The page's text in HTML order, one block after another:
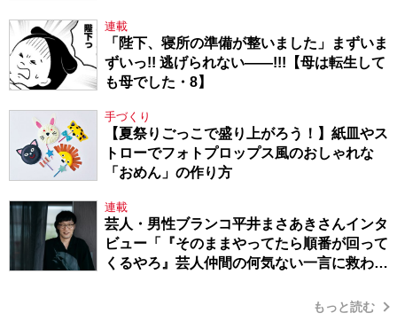
連載
「陛下、寝所の準備が整いました」まずいま
ずいっ!! 逃げられない――!!!【母は転生して
も母でした・8】
手づくり
【夏祭りごっこで盛り上がろう！】紙皿やス
トローでフォトプロップス風のおしゃれな
「おめん」の作り方
連載
芸人・男性ブランコ平井まさあきさんインタ
ビュー「『そのままやってたら順番が回って
くるやろ』芸人仲間の何気ない一言に救われ
もっと読む